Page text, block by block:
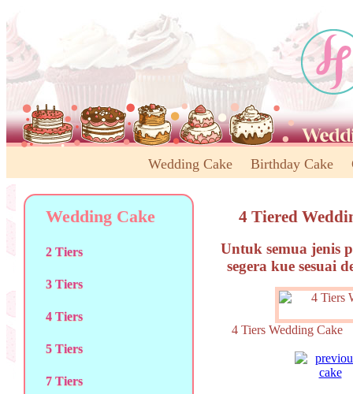
Wedding Cake Birthday Cake
Wedding Cake
2 Tiers
3 Tiers
4 Tiers
5 Tiers
7 Tiers
4 Tiered
Untuk semua jenis
segera kue sesuai
4 Tiers Wedding